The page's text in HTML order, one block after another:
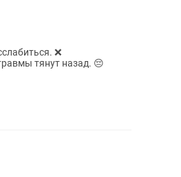
❌
тянут назад. 😔